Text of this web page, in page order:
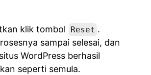
klik tombol Reset .
sampai selesai, dan
WordPress berhasil
seperti semula.